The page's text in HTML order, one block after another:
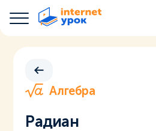
Алгебра
Радиан